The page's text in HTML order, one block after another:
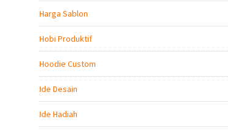
Harga Sablon
Hobi Produktif
Hoodie Custom
Ide Desain
Ide Hadiah